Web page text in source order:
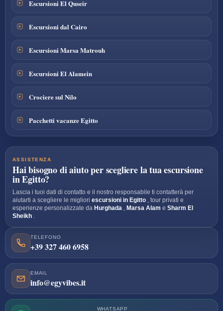
Escursioni El Quseir
Escursioni dal Cairo
Escursioni Marsa Matrouh
Escursioni El Alamein
Crociere sul Nilo
Pacchetti vacanze Egitto
ASSISTENZA
Hai bisogno di aiuto per scegliere la tua escursione
in Egitto?
Lascia i tuoi dati di contatto e il nostro responsabile ti contatterà per
aiutarti a scegliere le migliori escursioni in Egitto
, tour privati e
esperienze personalizzate da Hurghada Marsa Alam e Sharm El
Sheikh
TELEFONO
+39 327 460 6958
EMAIL
info@egyvibes.it
WHATSAPP